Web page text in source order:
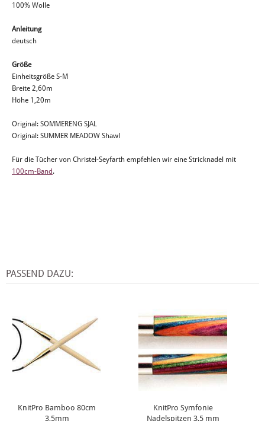
100% Wolle
Anleitung
deutsch
Größe
Einheitsgröße S-M
Breite 2,60m
Höhe 1,20m
Original: SOMMERENG SJAL
Original: SUMMER MEADOW Shawl
Für die Tücher von Christel-Seyfarth empfehlen wir eine Stricknadel mit
100cm-Band.
PASSEND DAZU:
KnitPro Bamboo 80cm
3,5mm
KnitPro Symfonie
Nadelspitzen 3,5 mm